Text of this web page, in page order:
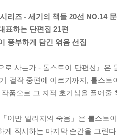
리즈 - 세기의 책들 20선 NO.14
표하는 단편집 21편
풍부하게 담긴 엮음 선집
로 사는가 - 톨스토이 단편선』
걸작 중편에 이르기까지, 톨스
품으로 그 지적 호기심을 풀어줄
이반 일리치의 죽음」은 톨스토
게 직시하는 마지막 순간을 그린